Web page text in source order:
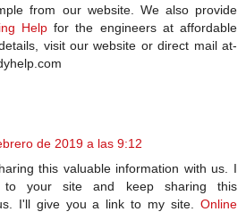
from our website. We also provide
Helpfor the engineers at affordable
visit our website or direct mail at-
de 2019 a las 9:12
this valuable information with us. I
your site and keep sharing this
I'll give you a link to my site. Online